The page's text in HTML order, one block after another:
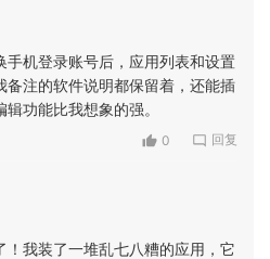
手机登录账号后，应用列表和设置
备注的软件说明都保留着，还能插
功能比我想象的强。
0 回复
！我装了一堆乱七八糟的应用，它